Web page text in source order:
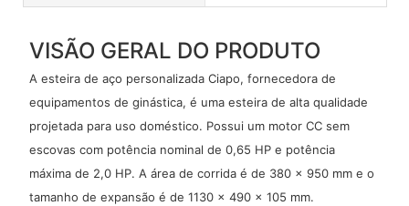
VISÃO GERAL DO PRODUTO
A esteira de aço personalizada Ciapo, fornecedora de
equipamentos de ginástica, é uma esteira de alta qualidade
projetada para uso doméstico. Possui um motor CC sem
escovas com potência nominal de 0,65 HP e potência
máxima de 2,0 HP. A área de corrida é de 380 x 950 mm e o
tamanho de expansão é de 1130 x 490 x 105 mm.